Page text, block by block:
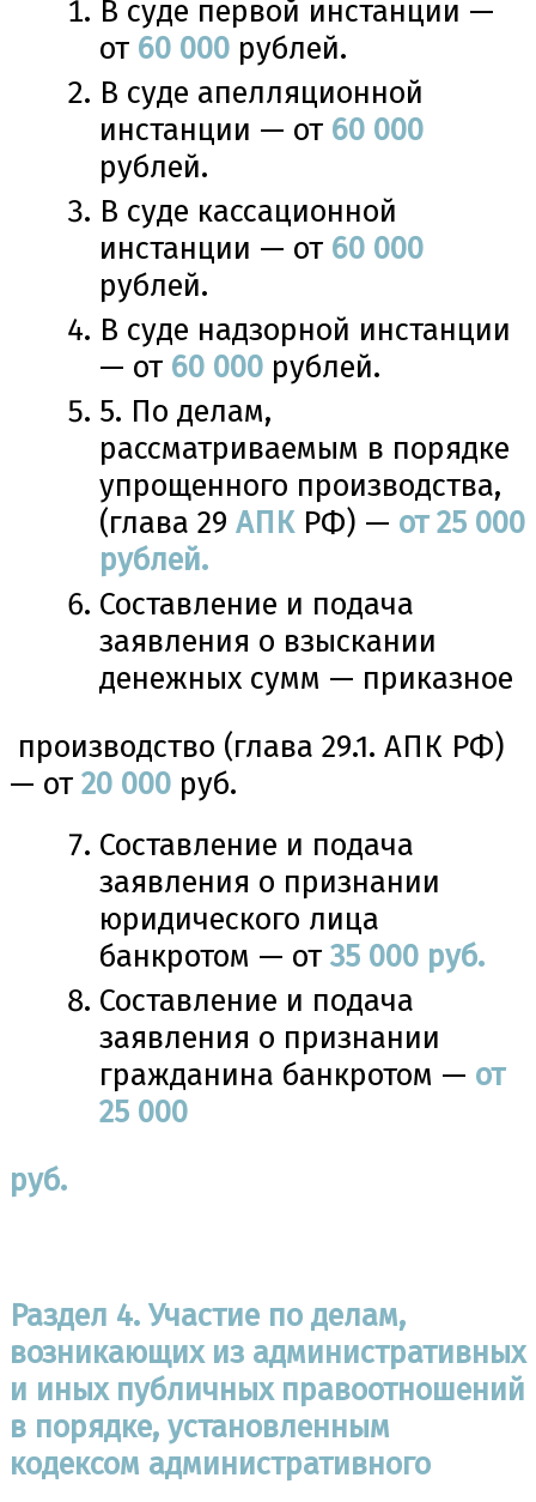
В суде первой инстанции —
от 60 000 рублей.
В суде апелляционной
инстанции — от 60 000
рублей.
В суде кассационной
инстанции — от 60 000
рублей.
В суде надзорной инстанции
— от 60 000 рублей.
5. По делам,
рассматриваемым в порядке
упрощенного производства,
(глава 29 АПК РФ) — от 25 000
рублей.
Составление и подача
заявления о взыскании
денежных сумм — приказное
производство (глава 29.1. АПК РФ)
— от 20 000 руб.
Составление и подача
заявления о признании
юридического лица
банкротом — от 35 000 руб.
Составление и подача
заявления о признании
гражданина банкротом — от
25 000
руб.
Раздел 4. Участие по делам,
возникающих из административных
и иных публичных правоотношений
в порядке, установленным
кодексом административного